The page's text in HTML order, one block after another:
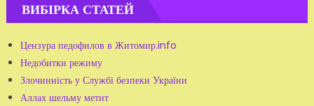
ВИБІРКА СТАТЕЙ
Цензура педофилов в Житомир.info
Недобитки режиму
Злочинність у Службі безпеки України
Аллах шельму метит